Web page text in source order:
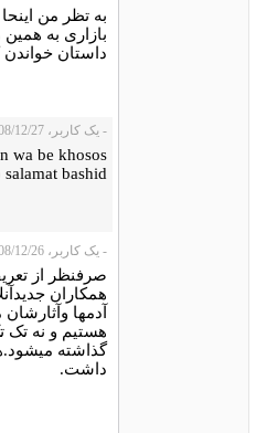
به تظر من
بازاری به
داستان خواندن
- یک کاربر، 2008/12/27
wa be khosos
bashid
- یک کاربر، 2008/12/26
صرفنظر از
همکاران
آدمها
هستیم و نه تک
گذاشته
داشت.